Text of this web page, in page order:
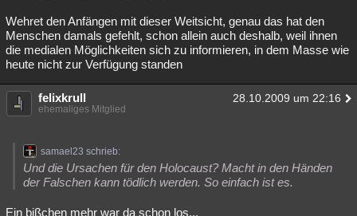
Wehret den Anfängen mit dieser Weitsicht, genau das hat den
Menschen damals gefehlt, schon allein auch deshalb, weil ihnen
die medialen Möglichkeiten sich zu informieren, in dem Masse wie
heute nicht zur Verfügung standen
felixkrull 28.10.2009 um 22:16
ehemaliges Mitglied
samael23 schrieb:
Und die Ursachen für den Holocaust? Macht in den Händen
der Falschen kann tödlich werden. So einfach ist es.
Ein bißchen mehr war da schon los...